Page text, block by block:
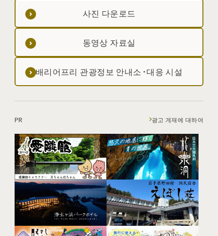
사진 다운로드
동영상 자료실
배리어프리 관광정보 안내소·대응 시설
PR 광고 게재에 대하여